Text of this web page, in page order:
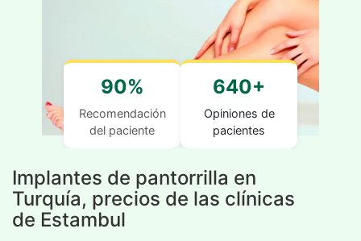
Implantes de pantorrilla en
Turquía, precios de las clínicas
de Estambul
90%
Recomendación
del paciente
640+
Opiniones de
pacientes